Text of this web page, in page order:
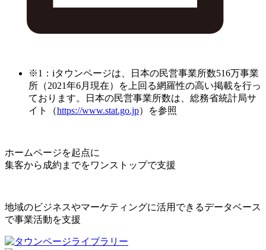
※1：iタウンページは、日本の民営事業所数516万事業
所（2021年6月現在）を上回る網羅性の高い掲載を行っ
ております。日本の民営事業所数は、総務省統計局サ
イト（https://www.stat.go.jp）を参照
ホームページを起点に
集客から成約までをワンストップで支援
地域のビジネスやマーケティングに活用できるデータベース
で事業活動を支援